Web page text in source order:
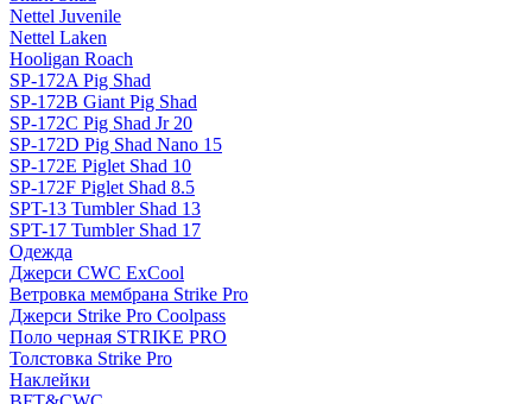
Nettel Juvenile
Nettel Laken
Hooligan Roach
SP-172A Pig Shad
SP-172B Giant Pig Shad
SP-172C Pig Shad Jr 20
SP-172D Pig Shad Nano 15
SP-172E Piglet Shad 10
SP-172F Piglet Shad 8.5
SPT-13 Tumbler Shad 13
SPT-17 Tumbler Shad 17
Одежда
Джерси CWC ExCool
Ветровка мембрана Strike Pro
Джерси Strike Pro Coolpass
Поло черная STRIKE PRO
Толстовка Strike Pro
Наклейки